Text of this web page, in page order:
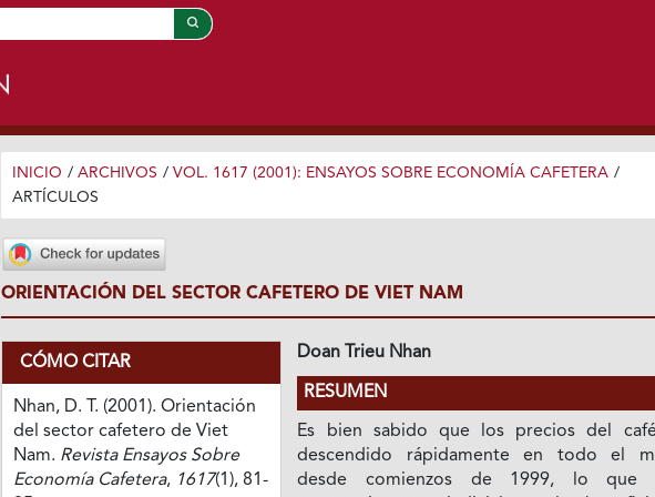
INICIO / ARCHIVOS / VOL. 1617 (2001): ENSAYOS SOBRE ECONOMÍA CAFETERA /
ARTÍCULOS
ORIENTACIÓN DEL SECTOR CAFETERO DE VIET NAM
CÓMO CITAR
Nhan, D. T. (2001). Orientación
del sector cafetero de Viet
Nam. Revista Ensayos Sobre
Economía Cafetera, 1617(1), 81-
Doan Trieu Nhan
RESUMEN
Es bien sabido que los precios del
descendido rápidamente en todo el
desde comienzos de 1999, lo que